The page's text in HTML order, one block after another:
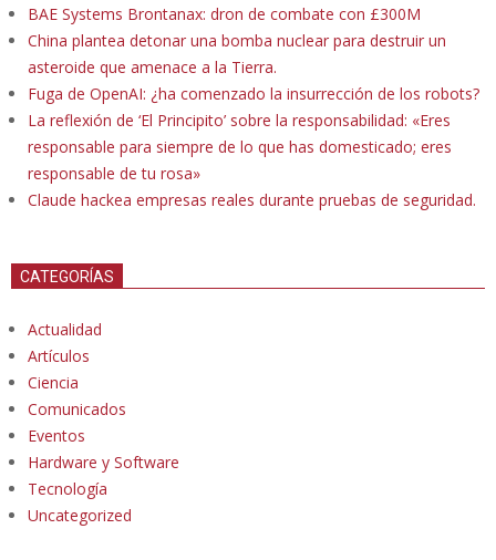
BAE Systems Brontanax: dron de combate con £300M
China plantea detonar una bomba nuclear para destruir un
asteroide que amenace a la Tierra.
Fuga de OpenAI: ¿ha comenzado la insurrección de los robots?
La reflexión de ‘El Principito’ sobre la responsabilidad: «Eres
responsable para siempre de lo que has domesticado; eres
responsable de tu rosa»
Claude hackea empresas reales durante pruebas de seguridad.
CATEGORÍAS
Actualidad
Artículos
Ciencia
Comunicados
Eventos
Hardware y Software
Tecnología
Uncategorized